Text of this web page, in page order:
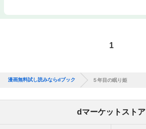
1
漫画無料試し読みならdブック ５年目の眠り姫
dマーケットストア